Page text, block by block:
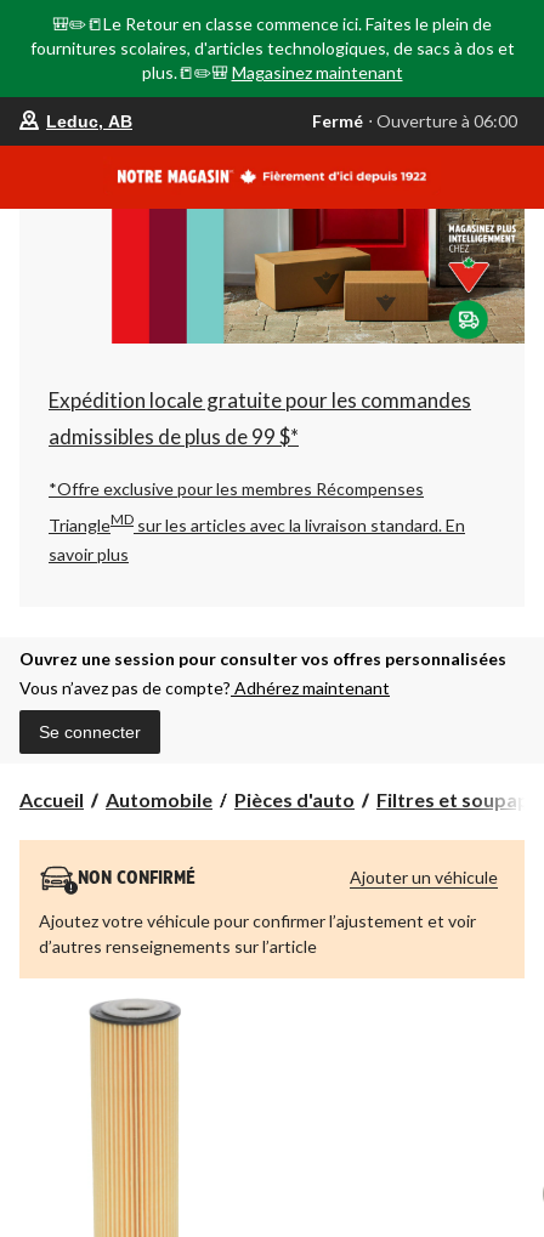
🎒✏️📒Le Retour en classe commence ici. Faites le plein de
fournitures scolaires, d'articles technologiques, de sacs à dos et
plus.📒✏️🎒 Magasinez maintenant
votre
est
AB,
Fermé,
Ouverture
à
06:00
changer
Leduc, AB Fermé ⋅ Ouverture à 06:00
Expédition locale gratuite pour les commandes
admissibles de plus de 99 $*
*Offre exclusive pour les membres Récompenses
TriangleMD sur les articles avec la livraison standard.En
savoir plus
Ouvrez une session pour consulter vos offres personnalisées
Vous n’avez pas de compte? Adhérez maintenant
Se connecter
Accueil Automobile Pièces d'auto Filtres et
NON CONFIRMÉ
Ajoutez votre véhicule pour confirmer l’ajustement et voir
d’autres renseignements sur l’article
Ajouter un véhicule